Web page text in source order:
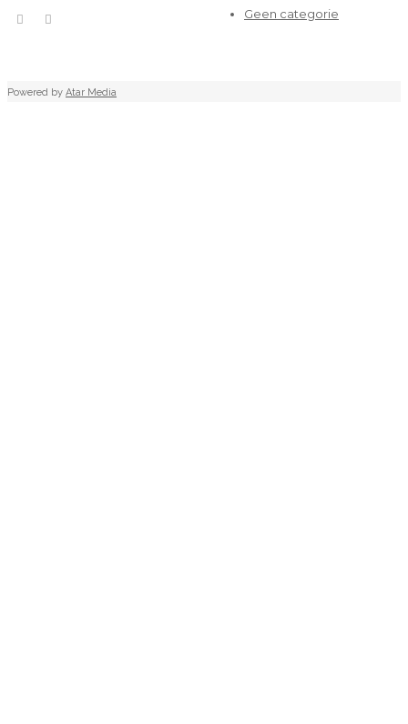
Geen categorie
Powered by Atar Media